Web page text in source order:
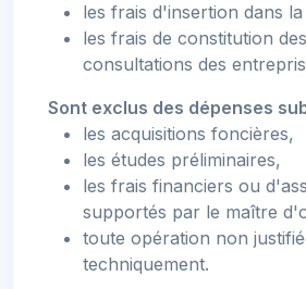
les frais d'insertion dans
les frais de constitution
consultations des
Sont exclus des dépenses
les acquisitions foncières,
les études préliminaires,
les frais financiers ou
supportés par le maître
toute opération non
techniquement.